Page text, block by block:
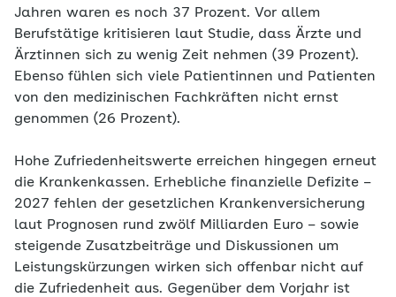
Jahren waren es noch 37 Prozent. Vor allem
Berufstätige kritisieren laut Studie, dass Ärzte und
Ärztinnen sich zu wenig Zeit nehmen (39 Prozent).
Ebenso fühlen sich viele Patientinnen und Patienten
von den medizinischen Fachkräften nicht ernst
genommen (26 Prozent).
Hohe Zufriedenheitswerte erreichen hingegen erneut
die Krankenkassen. Erhebliche finanzielle Defizite –
2027 fehlen der gesetzlichen Krankenversicherung
laut Prognosen rund zwölf Milliarden Euro – sowie
steigende Zusatzbeiträge und Diskussionen um
Leistungskürzungen wirken sich offenbar nicht auf
die Zufriedenheit aus. Gegenüber dem Vorjahr ist